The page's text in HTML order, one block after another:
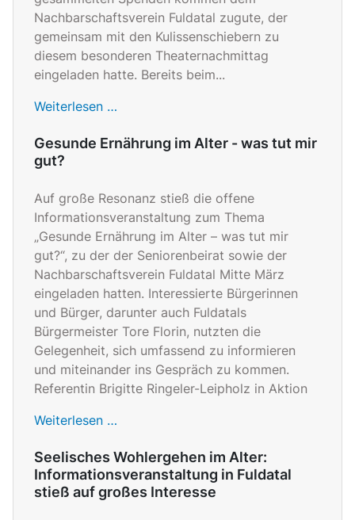
Nachbarschaftsverein Fuldatal zugute, der
gemeinsam mit den Kulissenschiebern zu
diesem besonderen Theaternachmittag
eingeladen hatte. Bereits beim...
Weiterlesen …
Gesunde Ernährung im Alter - was tut mir
gut?
Auf große Resonanz stieß die offene
Informationsveranstaltung zum Thema
„Gesunde Ernährung im Alter – was tut mir
gut?“, zu der der Seniorenbeirat sowie der
Nachbarschaftsverein Fuldatal Mitte März
eingeladen hatten. Interessierte Bürgerinnen
und Bürger, darunter auch Fuldatals
Bürgermeister Tore Florin, nutzten die
Gelegenheit, sich umfassend zu informieren
und miteinander ins Gespräch zu kommen.
Referentin Brigitte Ringeler-Leipholz in Aktion
Weiterlesen …
Seelisches Wohlergehen im Alter:
Informationsveranstaltung in Fuldatal
stieß auf großes Interesse